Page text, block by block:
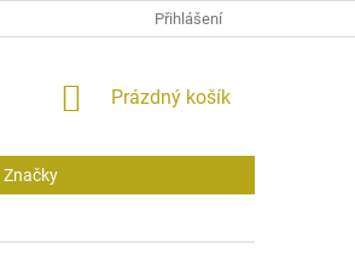
Přihlášení
NÁKUPNÍ
Prázdný košík
Značky